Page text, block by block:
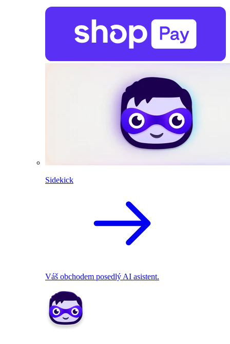
Sidekick
Váš obchodem posedlý AI asistent.